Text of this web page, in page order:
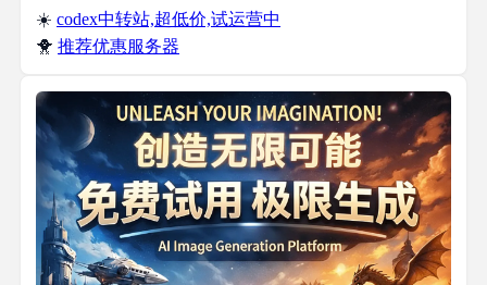
☀️ codex中转站,超低价,试运营中
🐥 推荐优惠服务器